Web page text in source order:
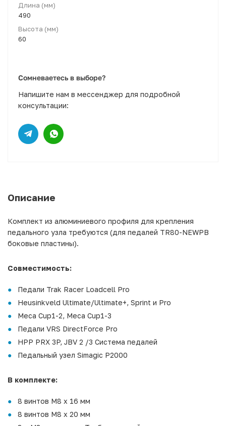
Длина (мм)
490
Высота (мм)
60
Сомневаетесь в выборе?
Напишите нам в мессенджер для подробной
консультации:
Описание
Комплект из алюминиевого профиля для крепления
педального узла требуются (для педалей TR80-NEWPB
боковые пластины).
Совместимость:
Педали Trak Racer Loadcell Pro
Heusinkveld Ultimate/Ultimate+, Sprint и Pro
Meca Cup1-2, Meca Cup1-3
Педали VRS DirectForce Pro
HPP PRX 3P, JBV 2 /3 Система педалей
Педальный узел Simagic P2000
В комплекте:
8 винтов M8 x 16 мм
8 винтов M8 x 20 мм